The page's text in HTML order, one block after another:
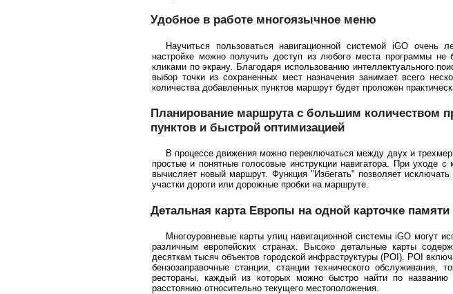
Удобное в работе многоязычное меню
Научиться пользоваться навигационной системой iGO
настройке можно получить доступ из любого места программы
кликами по экрану. Благодаря использованию интеллектуального
выбор точки из сохраненных мест назначения занимает всего
количества добавленных пунктов маршрут будет проложен
Планирование маршрута с большим количеством
пунктов и быстрой оптимизацией
В процессе движения можно переключаться между двух и
простые и понятные голосовые инструкции навигатора. При уходе с
вычисляет новый маршрут. Функция "Избегать" позволяет
участки дороги или дорожные пробки на маршруте.
Детальная карта Европы на одной карточке памяти
Многоуровневые карты улиц навигационной системы iGO могут
различным европейских странах. Высоко детальные карты
десяткам тысяч объектов городской инфраструктуры (POI). POI
бензозаправочные станции, станции технического обслуживания,
рестораны, каждый из которых можно быстро найти по
расстоянию относительно текущего местоположения.